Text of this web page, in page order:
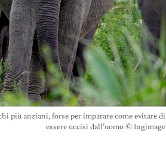
più anziani, forse per imparare come evitare di
essere uccisi dall’uomo © Ingimage